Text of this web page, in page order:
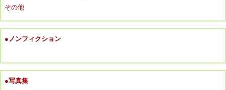
その他
●ノンフィクション
●写真集